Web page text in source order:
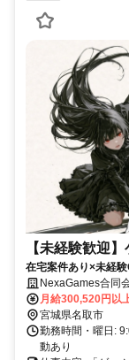
【未経験歓迎
在宅案件あり×未経
NexaGames合同
月給300,520円以
宮城県名取市
勤務時間・曜日:
動あり